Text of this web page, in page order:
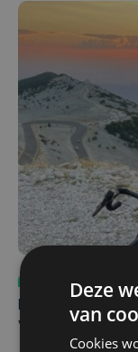
Sport
do 6
Margot
Ventoux
Deze
van
Cookies